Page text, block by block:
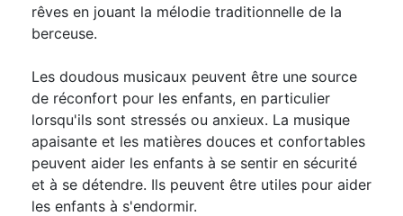
rêves en jouant la mélodie traditionnelle de la
berceuse.
Les doudous musicaux peuvent être une source
de réconfort pour les enfants, en particulier
lorsqu'ils sont stressés ou anxieux. La musique
apaisante et les matières douces et confortables
peuvent aider les enfants à se sentir en sécurité
et à se détendre. Ils peuvent être utiles pour aider
les enfants à s'endormir.